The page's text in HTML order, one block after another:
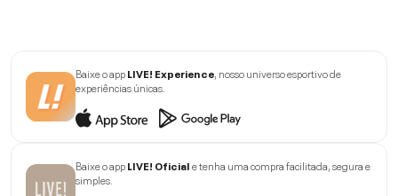
Baixe o appLIVE! Experience, nosso universo esportivo de
experiências únicas.
Baixe o appLIVE! Oficiale tenha uma compra facilitada, segura e
simples.